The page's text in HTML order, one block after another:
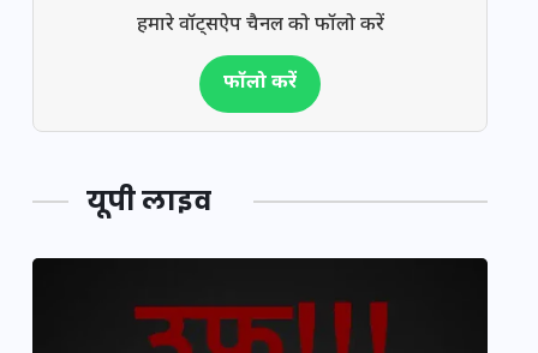
हमारे वॉट्सऐप चैनल को फॉलो करें
फॉलो करें
यूपी लाइव